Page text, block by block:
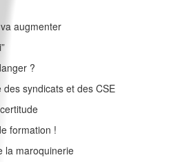
augmenter
?
syndicats et des CSE
formation !
la maroquinerie